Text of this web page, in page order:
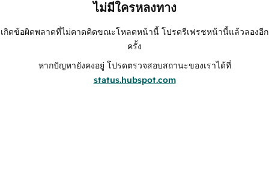
ไม่มีใครหลงทาง
เกิดข้อผิดพลาดที่ไม่คาดคิดขณะโหลดหน้านี้ โปรดรีเฟรชหน้านี้แล้วลองอีก
ครั้ง
หากปัญหายังคงอยู่ โปรดตรวจสอบสถานะของเราได้ที่
status.hubspot.com